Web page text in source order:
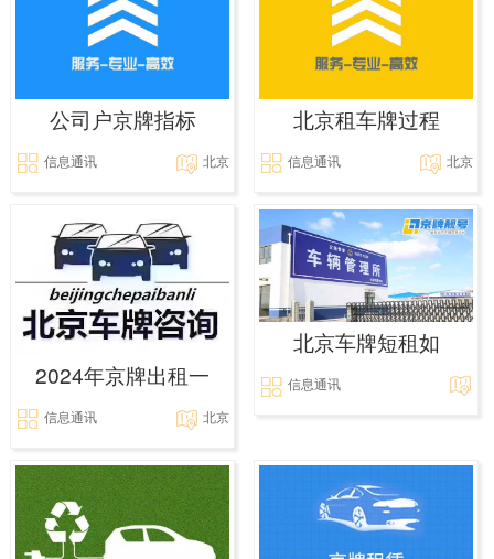
公司户京牌指标
信息通讯 北京
北京租车牌过程
信息通讯 北京
2024年京牌出租一
信息通讯 北京
北京车牌短租如
信息通讯